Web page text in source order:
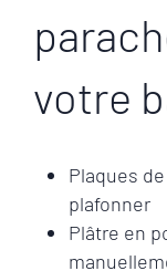
votre
Plaques
plafonner
Plâtre en